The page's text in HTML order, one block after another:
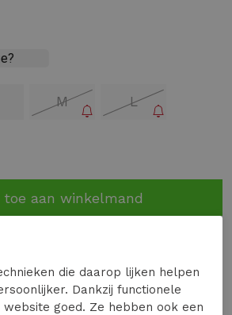
M L
toe aan winkelmand
die daarop lijken helpen
Dankzij functionele
goed. Ze hebben ook een